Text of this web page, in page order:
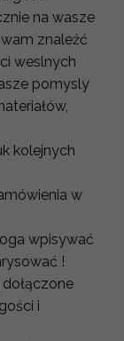
na wasze
znaleźć
weslnych
pomysly
kolejnych
w
wpisywać
!
i